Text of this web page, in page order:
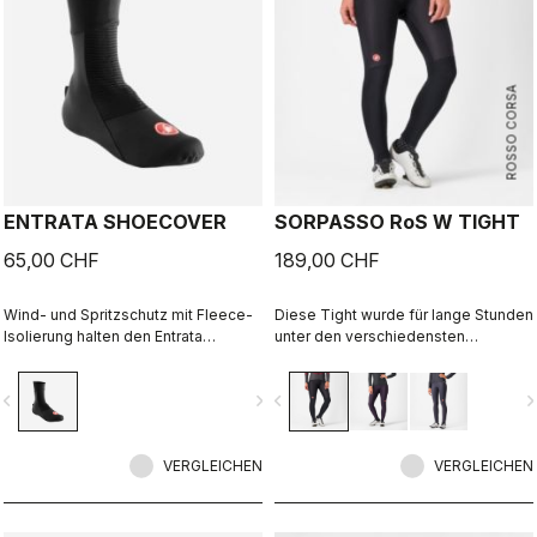
ENTRATA SHOECOVER
65,00 CHF
Wind- und Spritzschutz mit Fleece-
Isolierung halten den Entrata
Füße warm.
navigate_next
VERGLEICHEN
ROSSO CORSA
SORPASSO RoS W TIGHT
189,00 CHF
Diese Tight wurde für lange Stunden
unter den verschiedensten
auf unserem ultra-elastischen,
warmen und Wasser abweisenden
Nano Flex 3G-Material mit der
Xtra Dry im Hüftbereich und an den
anatomischer Schnitt und unser
navigate_before
VERGLEICHEN